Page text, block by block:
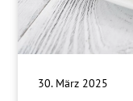
30. März 2025